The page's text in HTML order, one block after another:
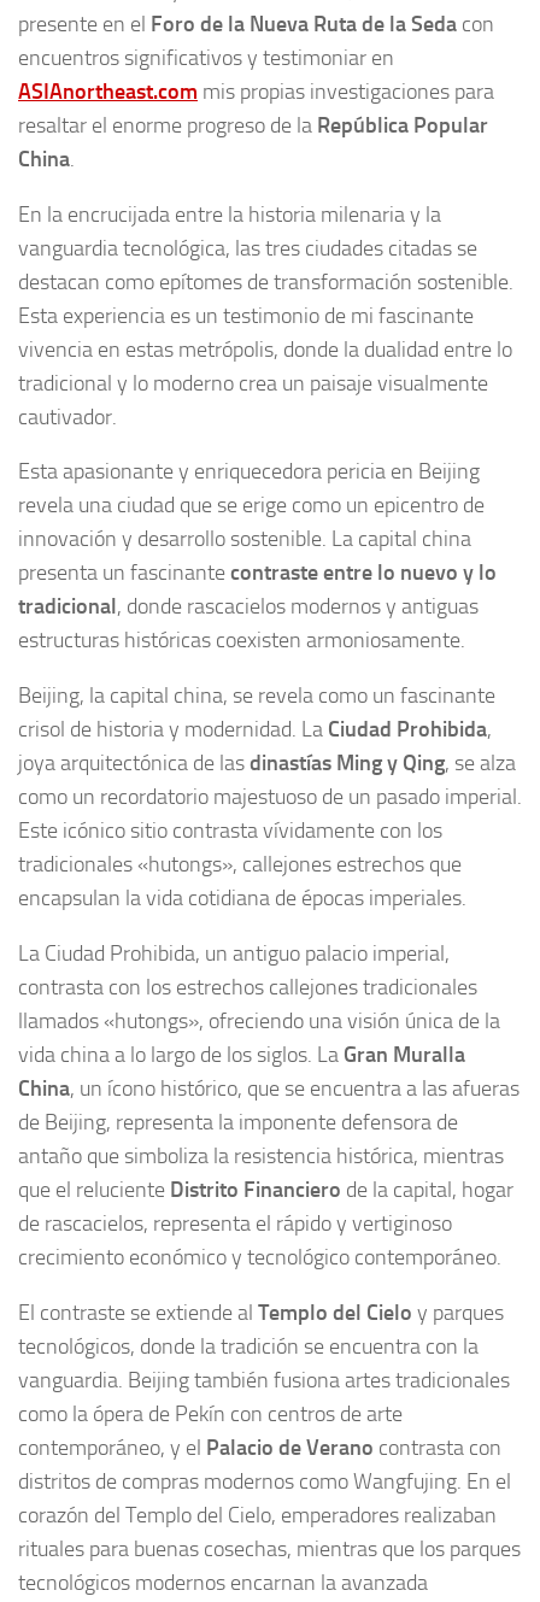
presente en el Foro de la Nueva Ruta de la Seda con
encuentros significativos y testimoniar en
ASIAnortheast.com mis propias investigaciones para
resaltar el enorme progreso de la República Popular
China.
En la encrucijada entre la historia milenaria y la
vanguardia tecnológica, las tres ciudades citadas se
destacan como epítomes de transformación sostenible.
Esta experiencia es un testimonio de mi fascinante
vivencia en estas metrópolis, donde la dualidad entre lo
tradicional y lo moderno crea un paisaje visualmente
cautivador.
Esta apasionante y enriquecedora pericia en Beijing
revela una ciudad que se erige como un epicentro de
innovación y desarrollo sostenible. La capital china
presenta un fascinantecontraste entre lo nuevo y lo
tradicional, donde rascacielos modernos y antiguas
estructuras históricas coexisten armoniosamente.
Beijing, la capital china, se revela como un fascinante
crisol de historia y modernidad. La Ciudad Prohibida,
joya arquitectónica de lasdinastías Ming y Qing, se alza
como un recordatorio majestuoso de un pasado imperial.
Este icónico sitio contrasta vívidamente con los
tradicionales «hutongs», callejones estrechos que
encapsulan la vida cotidiana de épocas imperiales.
La Ciudad Prohibida, un antiguo palacio imperial,
contrasta con los estrechos callejones tradicionales
llamados «hutongs», ofreciendo una visión única de la
vida china a lo largo de los siglos. La Gran Muralla
China, un ícono histórico, que se encuentra a las afueras
de Beijing, representa la imponente defensora de
antaño que simboliza la resistencia histórica, mientras
que el reluciente Distrito Financiero de la capital, hogar
de rascacielos, representa el rápido y vertiginoso
crecimiento económico y tecnológico contemporáneo.
El contraste se extiende al Templo del Cielo y parques
tecnológicos, donde la tradición se encuentra con la
vanguardia. Beijing también fusiona artes tradicionales
como la ópera de Pekín con centros de arte
contemporáneo, y el Palacio de Verano contrasta con
distritos de compras modernos como Wangfujing. En el
corazón del Templo del Cielo, emperadores realizaban
rituales para buenas cosechas, mientras que los parques
tecnológicos modernos encarnan la avanzada